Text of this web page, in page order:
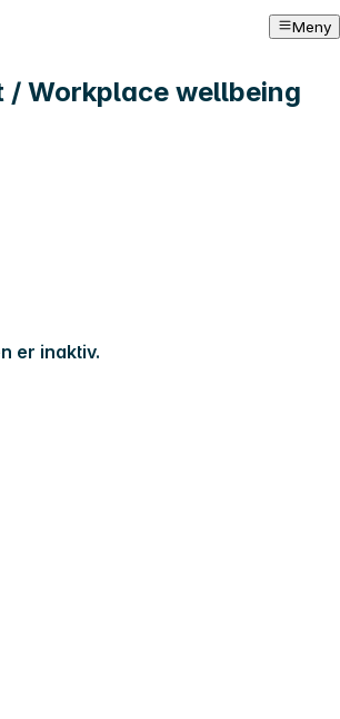
Meny
/ Workplace wellbeing
er inaktiv.